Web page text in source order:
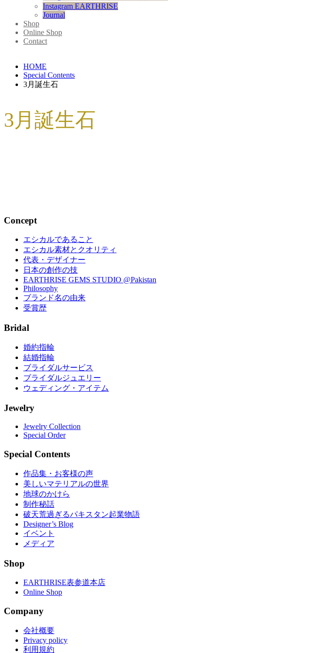
Instagram EARTHRISE
Journal
Shop
Online Shop
Contact
HOME
Special Contents
3月誕生石
3月誕生石
Concept
エシカルであること
エシカル素材とクオリティ
代表・デザイナー
日本の創作の技
EARTHRISE GEMS STUDIO @Pakistan
Philosophy
ブランド名の由来
受賞歴
Bridal
婚約指輪
結婚指輪
ブライダルサービス
ブライダルジュエリー
ウェディング・アイテム
Jewelry
Jewelry Collection
Special Order
Special Contents
作品集・お客様の声
美しいマテリアルの世界
地球のかけら
制作秘話
破天荒過ぎるパキスタン起業物語
Designer’s Blog
イベント
メディア
Shop
EARTHRISE表参道本店
Online Shop
Company
会社概要
Privacy policy
利用規約